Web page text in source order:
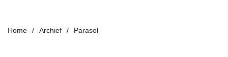
Home Archief Parasol